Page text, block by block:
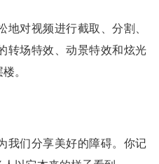
对视频进行截取、分割、
转场特效、动景特效和炫光
。
我们分享美好的障碍。你记